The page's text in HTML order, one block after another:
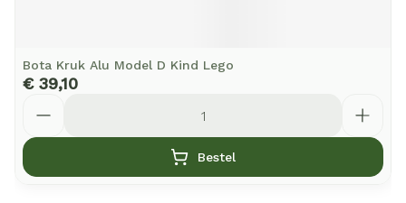
Bota Kruk Alu Model D Kind Lego
€ 39,10
Bestel